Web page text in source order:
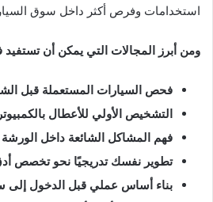
استخدامات وفرص أكثر داخل سوق
ومن أبرز المجالات التي يمكن أن تستفيد
فحص السيارات المستعملة قبل
التشخيص الأولي للأعطال بالكمبيوتر
فهم المشاكل الشائعة داخل
تطوير نفسك تدريجيًا نحو تخصص
بناء أساس عملي قبل الدخول إلى